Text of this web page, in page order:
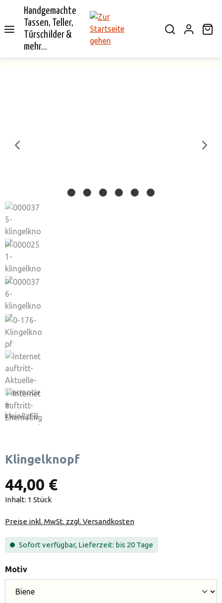
springen
Handgemachte
Tassen, Teller,
Türschilder &
mehr...
Klingelknopf
44,00 €
Inhalt: 1 Stück
Preise inkl. MwSt. zzgl. Versandkosten
Sofort verfügbar, Lieferzeit: bis 20 Tage
Motivauswählen